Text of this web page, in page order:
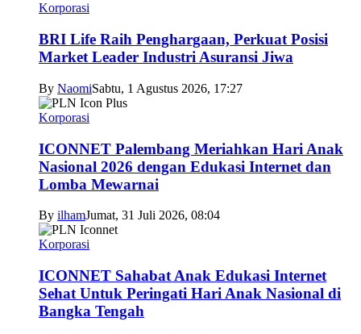
Korporasi
BRI Life Raih Penghargaan, Perkuat Posisi
Market Leader Industri Asuransi Jiwa
By NaomiSabtu, 1 Agustus 2026, 17:27
Korporasi
ICONNET Palembang Meriahkan Hari Anak
Nasional 2026 dengan Edukasi Internet dan
Lomba Mewarnai
By ilhamJumat, 31 Juli 2026, 08:04
Korporasi
ICONNET Sahabat Anak Edukasi Internet
Sehat Untuk Peringati Hari Anak Nasional di
Bangka Tengah